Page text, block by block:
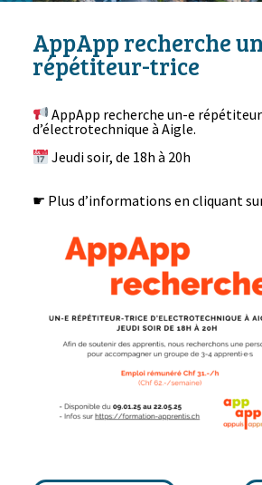
AppApp recherche
répétiteur-trice
AppApp recherche un-e
d’électrotechnique à Aigle.
Jeudi soir, de 18h à 20h
☛ Plus d’informations en cliquant